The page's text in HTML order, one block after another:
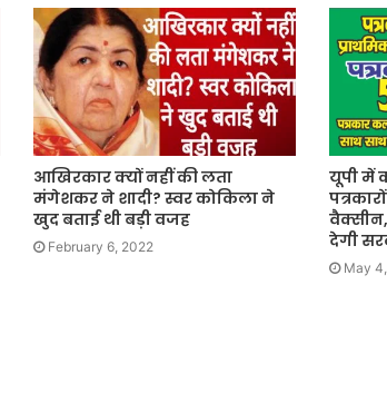
आखिरकार क्यों नहीं की लता
मंगेशकर ने शादी? स्वर कोकिला ने
खुद बताई थी बड़ी वजह
February 6, 2022
यूपी में
देगी
May